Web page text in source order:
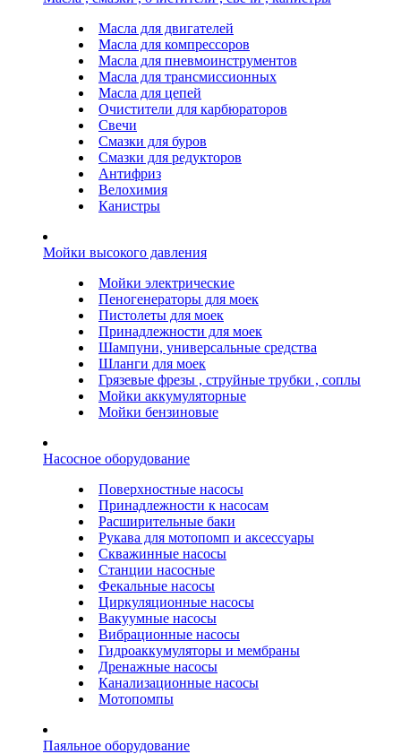
Масла для двигателей
Масла для компрессоров
Масла для пневмоинструментов
Масла для трансмиссионных
Масла для цепей
Очистители для карбюраторов
Свечи
Смазки для буров
Смазки для редукторов
Антифриз
Велохимия
Канистры
Мойки высокого давления
Мойки электрические
Пеногенераторы для моек
Пистолеты для моек
Принадлежности для моек
Шампуни, универсальные средства
Шланги для моек
Грязевые фрезы , струйные трубки , соплы
Мойки аккумуляторные
Мойки бензиновые
Насосное оборудование
Поверхностные насосы
Принадлежности к насосам
Расширительные баки
Рукава для мотопомп и аксессуары
Скважинные насосы
Станции насосные
Фекальные насосы
Циркуляционные насосы
Вакуумные насосы
Вибрационные насосы
Гидроаккумуляторы и мембраны
Дренажные насосы
Канализационные насосы
Мотопомпы
Паяльное оборудование